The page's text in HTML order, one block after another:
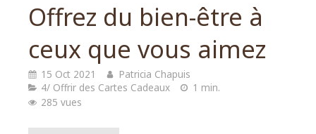
Offrez du bien-être à
ceux que vous aimez
15 Oct 2021
Patricia Chapuis
4/ Offrir des Cartes Cadeaux
1 min.
285 vues